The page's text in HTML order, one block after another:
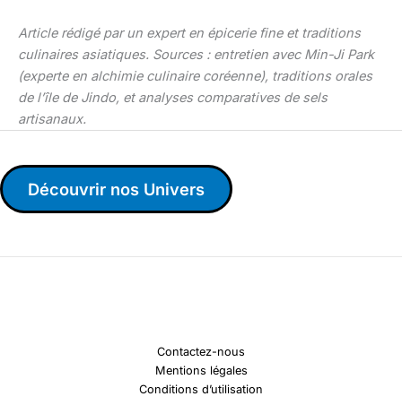
Article rédigé par un expert en épicerie fine et traditions
culinaires asiatiques. Sources : entretien avec Min-Ji Park
(experte en alchimie culinaire coréenne), traditions orales
de l’île de Jindo, et analyses comparatives de sels
artisanaux.
Découvrir nos Univers
Contactez-nous
Mentions légales
Conditions d’utilisation